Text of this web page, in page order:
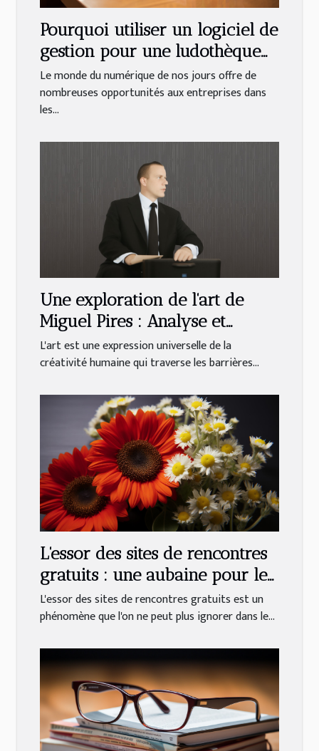
Pourquoi utiliser un logiciel de
gestion pour une ludothèque
et une médiathèque ?
Le monde du numérique de nos jours offre de
nombreuses opportunités aux entreprises dans
les...
Une exploration de l'art de
Miguel Pires : Analyse et
interprétation
L'art est une expression universelle de la
créativité humaine qui traverse les barrières...
L'essor des sites de rencontres
gratuits : une aubaine pour les
célibataires
L'essor des sites de rencontres gratuits est un
phénomène que l'on ne peut plus ignorer dans le...